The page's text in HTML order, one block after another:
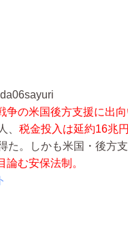
‏@kuroda06sayuri
争の米国後方支援に出
、 税金投入は延約16兆円
た。しかも米国・後方
論む安保法制。